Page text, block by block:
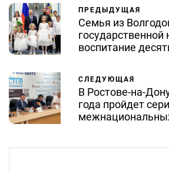
ПРЕДЫДУЩАЯ
Семья из
государственной
воспитание
СЛЕДУЮЩАЯ
В Ростове-на-
года пройдет